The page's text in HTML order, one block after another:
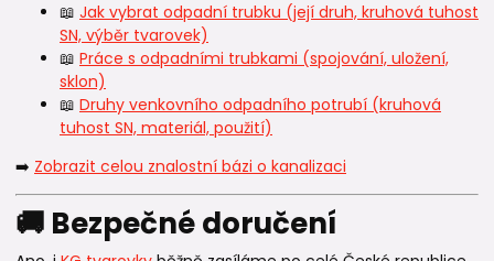
📖 Jak vybrat odpadní trubku (její druh, kruhová tuhost
SN, výběr tvarovek)
📖 Práce s odpadními trubkami (spojování, uložení,
sklon)
📖 Druhy venkovního odpadního potrubí (kruhová
tuhost SN, materiál, použití)
➡️ Zobrazit celou znalostní bázi o kanalizaci
🚚 Bezpečné doručení